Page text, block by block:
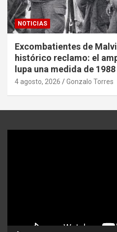
NOTICIAS
Excombatientes de
histórico reclamo: el
lupa una medida de 1988
4 agosto, 2026 Gonzalo Torres